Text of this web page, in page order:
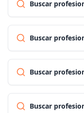
Buscar
Buscar
Buscar
Buscar